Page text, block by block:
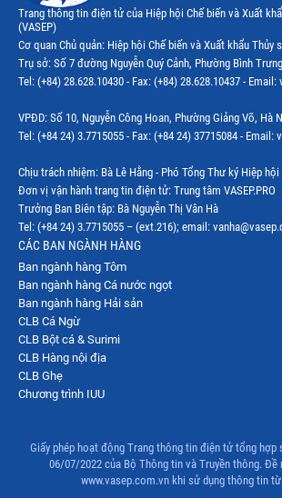
Trang thông tin điện tử của Hiệp hội Chế biến và Xuất
(VASEP)
Cơ quan Chủ quản: Hiệp hội Chế biến và Xuất khẩu Thủy
Trụ sở: Số 7 đường Nguyễn Quý Cảnh, Phường Bình
Tel: (+84) 28.628.10430 - Fax: (+84) 28.628.10437 -
VPĐD: Số 10, Nguyễn Công Hoan, Phường Giảng Võ, Hà
Tel: (+84 24) 3.7715055 - Fax: (+84 24) 37715084 - Email:
Chịu trách nhiệm: Bà Lê Hằng - Phó Tổng Thư ký Hiệp hội
Đơn vị vận hành trang tin điện tử: Trung tâm VASEP.PRO
Trưởng Ban Biên tập: Bà Nguyễn Thị Vân Hà
Tel: (+84 24) 3.7715055 – (ext.216); email:
CÁC BAN NGÀNH HÀNG
Ban ngành hàng Tôm
Ban ngành hàng Cá nước ngọt
Ban ngành hàng Hải sản
CLB Cá Ngừ
CLB Bột cá & Surimi
CLB Hàng nội địa
CLB Ghẹ
Chương trình IUU
Giấy phép hoạt động Trang thông tin điện tử tổng hợp
06/07/2022 của Bộ Thông tin và Truyền thông. Đề
www.vasep.com.vn khi sử dụng thông tin từ